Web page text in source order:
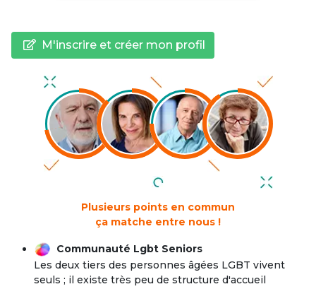
M'inscrire et créer mon profil
Plusieurs points en commun
ça matche entre nous !
Communauté Lgbt Seniors
Les deux tiers des personnes âgées LGBT vivent
seuls ; il existe très peu de structure d'accueil